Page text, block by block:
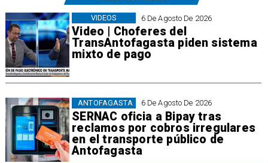
6 De Agosto De 2026
Video | Choferes del
TransAntofagasta piden sistema
mixto de pago
VIDEOS
6 De Agosto De 2026
SERNAC oficia a Bipay tras
reclamos por cobros irregulares
en el transporte público de
Antofagasta
ANTOFAGASTA